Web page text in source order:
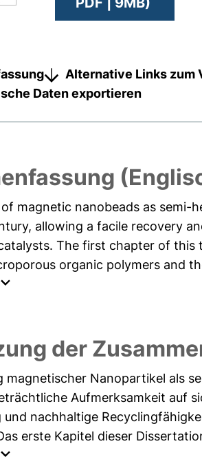
Alternative Links zum
Daten exportieren
magnetic nanobeads as semi-
allowing a facile recovery
The first chapter of
organic polymers and
der
magnetischer Nanopartikel als
Aufmerksamkeit auf
und nachhaltige
erste Kapitel dieser